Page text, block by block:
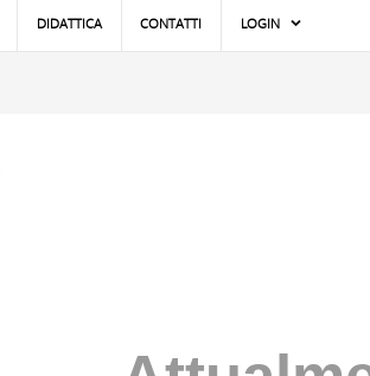
DIDATTICA CONTATTI LOGIN